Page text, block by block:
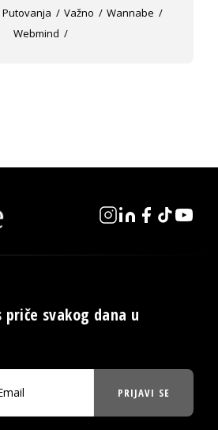
Putovanja Važno
Wannabe
Webmind
svakog dana u
PRIJAVI SE